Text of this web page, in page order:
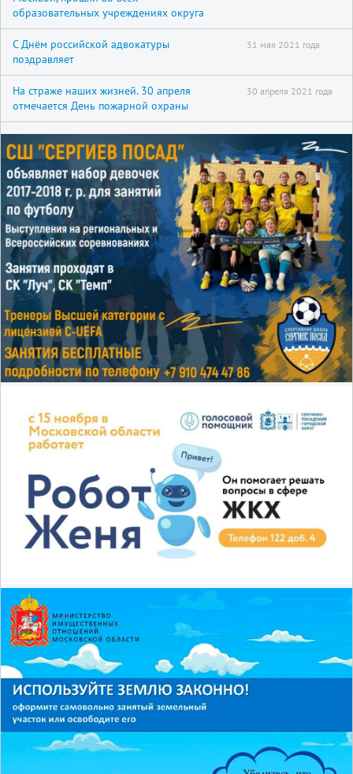
образовательных учреждениях округа
С Днём российской адвокатуры
поздравляет
31 мая 2021 года
На страже наших жизней. 30 апреля
отмечается День пожарной охраны
30 апреля 2021 года